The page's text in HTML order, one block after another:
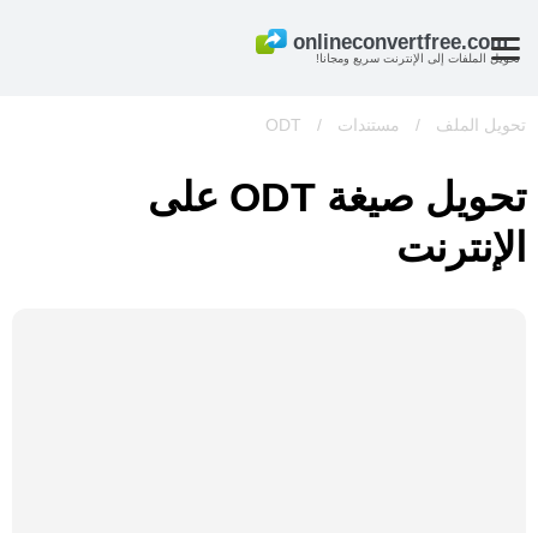
تحويل الملفات إلى الإنترنت سريع ومجانا!
تحويل الملف / مستندات /
ODT
تحويل صيغة ODT على
الإنترنت